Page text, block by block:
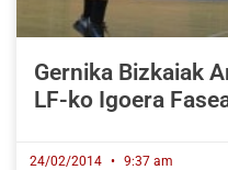
Gernika Bizkaiak
LF-ko Igoera
24/02/2014 9:37 am